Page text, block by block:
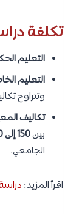
تكلفة
التعليم
التعليم
وتتراوح
تكاليف
بين150 إلى 300 دولار شهرياً
الجامعي.
اقرأ المزيد: